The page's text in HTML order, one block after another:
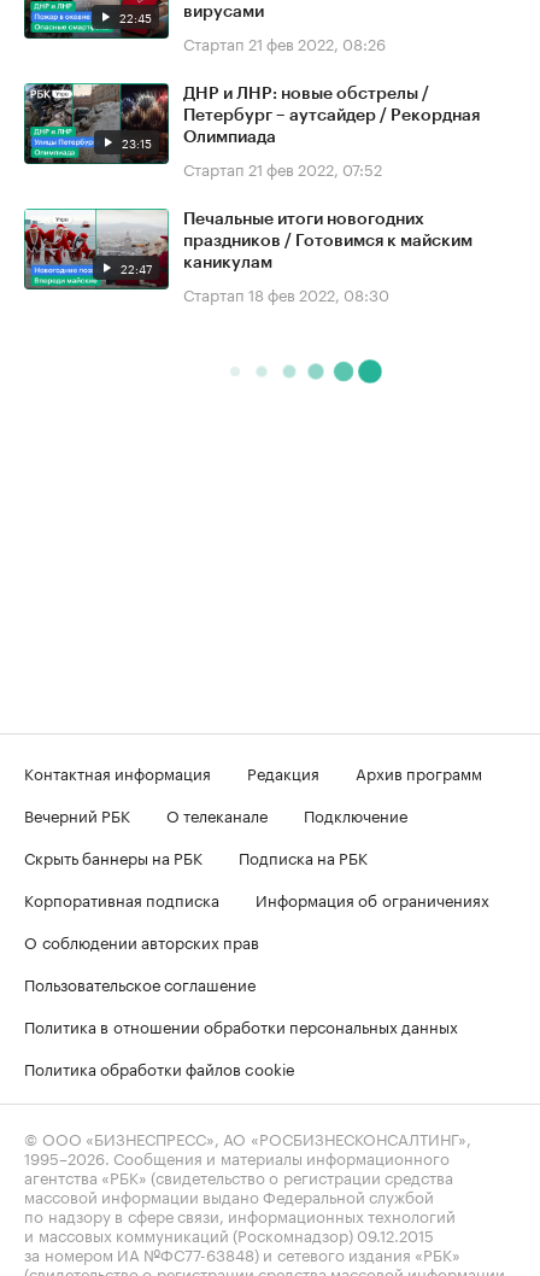
22:45
вирусами
Стартап 21 фев 2022, 08:26
23:15
ДНР и ЛНР: новые обстрелы /
Петербург – аутсайдер / Рекордная
Олимпиада
Стартап 21 фев 2022, 07:52
22:47
Печальные итоги новогодних
праздников / Готовимся к майским
каникулам
Стартап 18 фев 2022, 08:30
Контактная информация Редакция
Архив программ
Вечерний РБК
О телеканале
Подключение
Скрыть баннеры на РБК
Подписка на РБК
Корпоративная подписка
Информация об ограничениях
О соблюдении авторских прав
Пользовательское соглашение
Политика в отношении обработки персональных данных
Политика обработки файлов cookie
© ООО «БИЗНЕСПРЕСС», АО «РОСБИЗНЕСКОНСАЛТИНГ»,
1995–2026 . Сообщения и материалы информационного
агентства «РБК» (свидетельство о регистрации средства
массовой информации выдано Федеральной службой
по надзору в сфере связи, информационных технологий
и массовых коммуникаций (Роскомнадзор) 09.12.2015
за номером ИА №ФС77-63848) и сетевого издания «РБК»